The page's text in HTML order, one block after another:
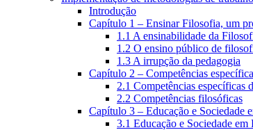
Introdução
Capítulo 1 – Ensinar Filosofia, um
1.1 A ensinabilidade da
1.2 O ensino público de
1.3 A irrupção da pedagogia
Capítulo 2 – Competências
2.1 Competências
2.2 Competências filosóficas
Capítulo 3 – Educação e Sociedade
3.1 Educação e Sociedade em